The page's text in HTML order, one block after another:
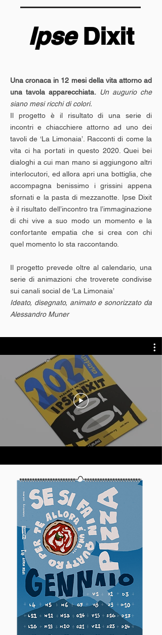
IpseDixit
Una cronaca in 12 mesi della vita attorno ad
una tavola apparecchiata. Un augurio che
siano mesi ricchi di colori.
Il progetto è il risultato di una serie di
incontri e chiacchiere attorno ad uno dei
tavoli de ‘La Limonaia’. Racconti di come la
vita ci ha portati in questo 2020. Quei bei
dialoghi a cui man mano si aggiungono altri
interlocutori, ed allora apri una bottiglia, che
accompagna benissimo i grissini appena
sfornati e la pasta di mezzanotte. Ipse Dixit
è il risultato dell’incontro tra l’immaginazione
di chi vive a suo modo un momento e la
confortante empatia che si crea con chi
quel momento lo sta raccontando.
Il progetto prevede oltre al calendario, una
serie di animazioni che troverete condivise
sui canali social de ‘La Limonaia’
Ideato, disegnato, animato e sonorizzato da
Alessandro Muner